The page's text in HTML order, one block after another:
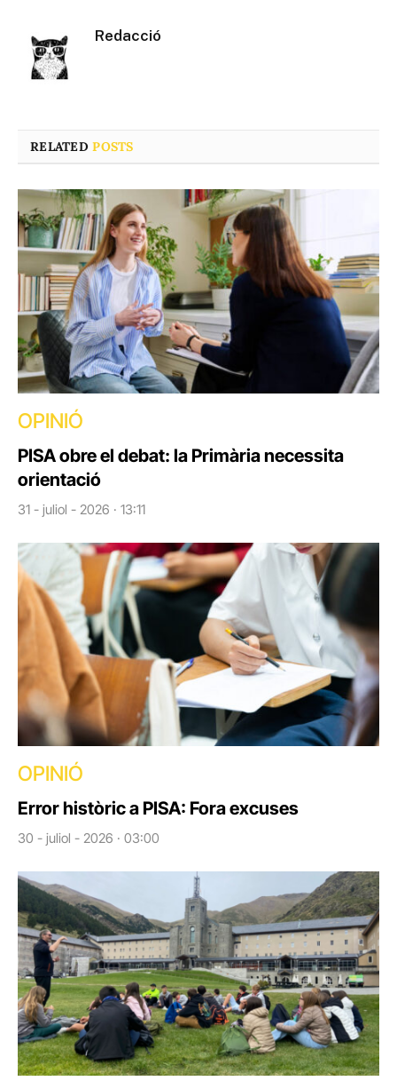
Redacció
RELATEDPOSTS
OPINIÓ
PISA obre el debat: la Primària necessita
orientació
31 - juliol - 2026 · 13:11
OPINIÓ
Error històric a PISA: Fora excuses
30 - juliol - 2026 · 03:00